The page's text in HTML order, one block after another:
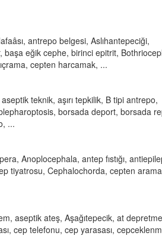
antrepo belgesi, Aslıhantepeciği,
başa eğik cephe, birinci epitrit,
cepten harcamak, ...
teknik, aşırı tepkilik, B tipi antrepo,
borsada deport, borsada
...
Anoplocephala, antep fıstığı,
tiyatrosu, Cephalochorda, cepten
aseptik ateş, Aşağıtepecik, at
cep telefonu, cep yarasası,